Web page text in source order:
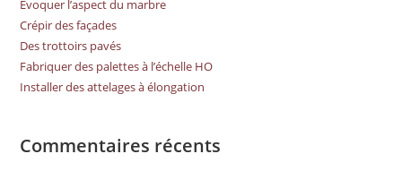
Evoquer l’aspect du marbre
Crépir des façades
Des trottoirs pavés
Fabriquer des palettes à l’échelle HO
Installer des attelages à élongation
Commentaires récents